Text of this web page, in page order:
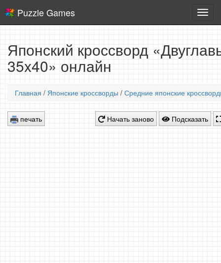
игры
Puzzle Games
Японский кроссворд
35x40» онлайн
Главная / Японские кроссворды / Средние японские
печать Начать заново Подсказать